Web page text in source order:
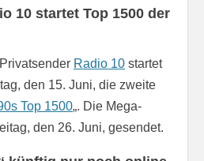
10 startet Top 1500 der
Radio 10 startet
den 15. Juni, die zweite
Top 1500„. Die Mega-
den 26. Juni, gesendet.